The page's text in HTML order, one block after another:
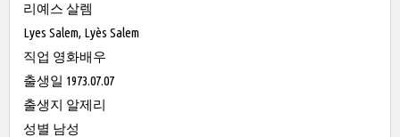
리예스 살렘
Lyes Salem, Lyès Salem
직업 영화배우
출생일 1973.07.07
출생지 알제리
성별 남성